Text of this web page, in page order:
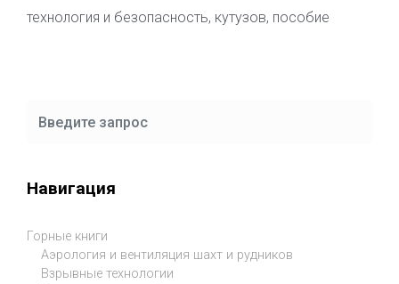
технология и безопасность, кутузов, пособие
Навигация
Горные книги
Аэрология и вентиляция шахт и рудников
Взрывные технологии